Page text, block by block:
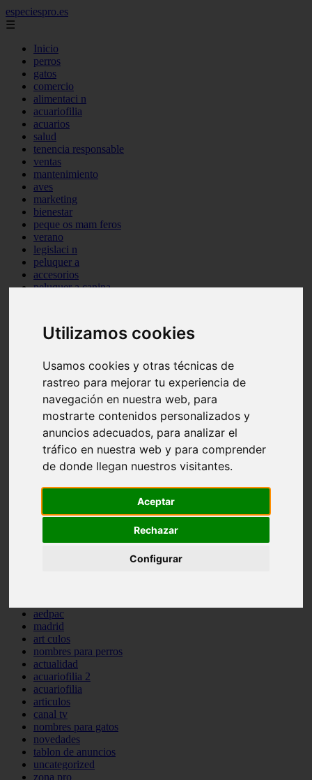
Utilizamos cookies
Usamos cookies y otras técnicas de
rastreo para mejorar tu experiencia de
navegación en nuestra web, para
mostrarte contenidos personalizados y
anuncios adecuados, para analizar el
tráfico en nuestra web y para comprender
de donde llegan nuestros visitantes.
Aceptar
Rechazar
Configurar
especiespro.es
☰
Inicio
perros
gatos
comercio
alimentaci n
acuariofilia
acuarios
salud
tenencia responsable
ventas
mantenimiento
aves
marketing
bienestar
peque os mam feros
verano
legislaci n
peluquer a
accesorios
peluquer a canina
comportamiento
protagonistas
abandono
ferias
higiene
snacks
iberzoo propet
comercios
estanques
conejos
navidad
aedpac
madrid
art culos
nombres para perros
actualidad
acuariofilia 2
acuariofilia
articulos
canal tv
nombres para gatos
novedades
tablon de anuncios
uncategorized
zona pro